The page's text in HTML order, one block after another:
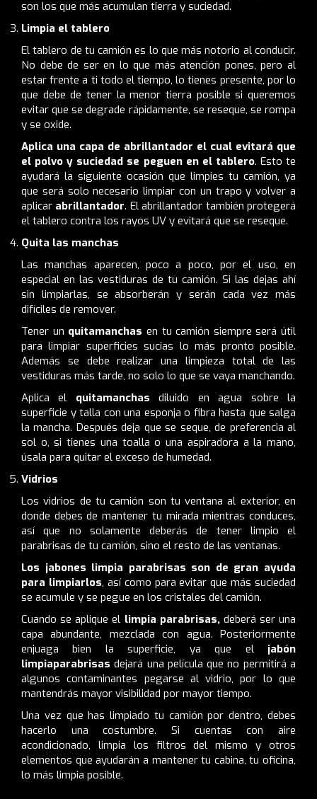
son los que más acumulan tierra y suciedad.
Limpia el tablero
El tablero de tu camión es lo que más notorio al conducir.
No debe de ser en lo que más atención pones, pero al
estar frente a ti todo el tiempo, lo tienes presente, por lo
que debe de tener la menor tierra posible si queremos
evitar que se degrade rápidamente, se reseque, se rompa
y se oxide.
Aplica una capa de abrillantador el cual evitará que
el polvo y suciedad se peguen en el tablero. Esto te
ayudará la siguiente ocasión que limpies tu camión, ya
que será solo necesario limpiar con un trapo y volver a
aplicar abrillantador. Elabrillantador también protegerá
el tablero contra los rayos UV y evitará que se reseque.
Quita las manchas
Las manchas aparecen, poco a poco, por el uso, en
especial en las vestiduras de tu camión. Si las dejas ahí
sin limpiarlas, se absorberán y serán cada vez más
difíciles de remover.
Tener un quitamanchas en tu camión siempre será útil
para limpiar superficies sucias lo más pronto posible.
Además se debe realizar una limpieza total de las
vestiduras más tarde, no solo lo que se vaya manchando.
Aplica el quitamanchasdiluido en agua sobre la
superficie y talla con una esponja o fibra hasta que salga
la mancha. Después deja que se seque, de preferencia al
sol o, si tienes una toalla o una aspiradora a la mano,
úsala para quitar el exceso de humedad.
Vidrios
Los vidrios de tu camión son tu ventana al exterior, en
donde debes de mantener tu mirada mientras conduces,
así que no solamente deberás de tener limpio el
parabrisas de tu camión, sino el resto de las ventanas.
Los jabones limpia parabrisas son de gran ayuda
para limpiarlos, así como para evitar que más suciedad
se acumule y se pegue en los cristales del camión.
Cuando se aplique el limpia parabrisas, deberá ser una
capa abundante, mezclada con agua. Posteriormente
enjuaga bien la superficie, ya que el jabón
limpiaparabrisas dejará una película que no permitirá a
algunos contaminantes pegarse al vidrio, por lo que
mantendrás mayor visibilidad por mayor tiempo.
Una vez que has limpiado tu camión por dentro, debes
hacerlo una costumbre. Si cuentas con aire
acondicionado, limpia los filtros del mismo y otros
elementos que ayudarán a mantener tu cabina, tu oficina,
lo más limpia posible.